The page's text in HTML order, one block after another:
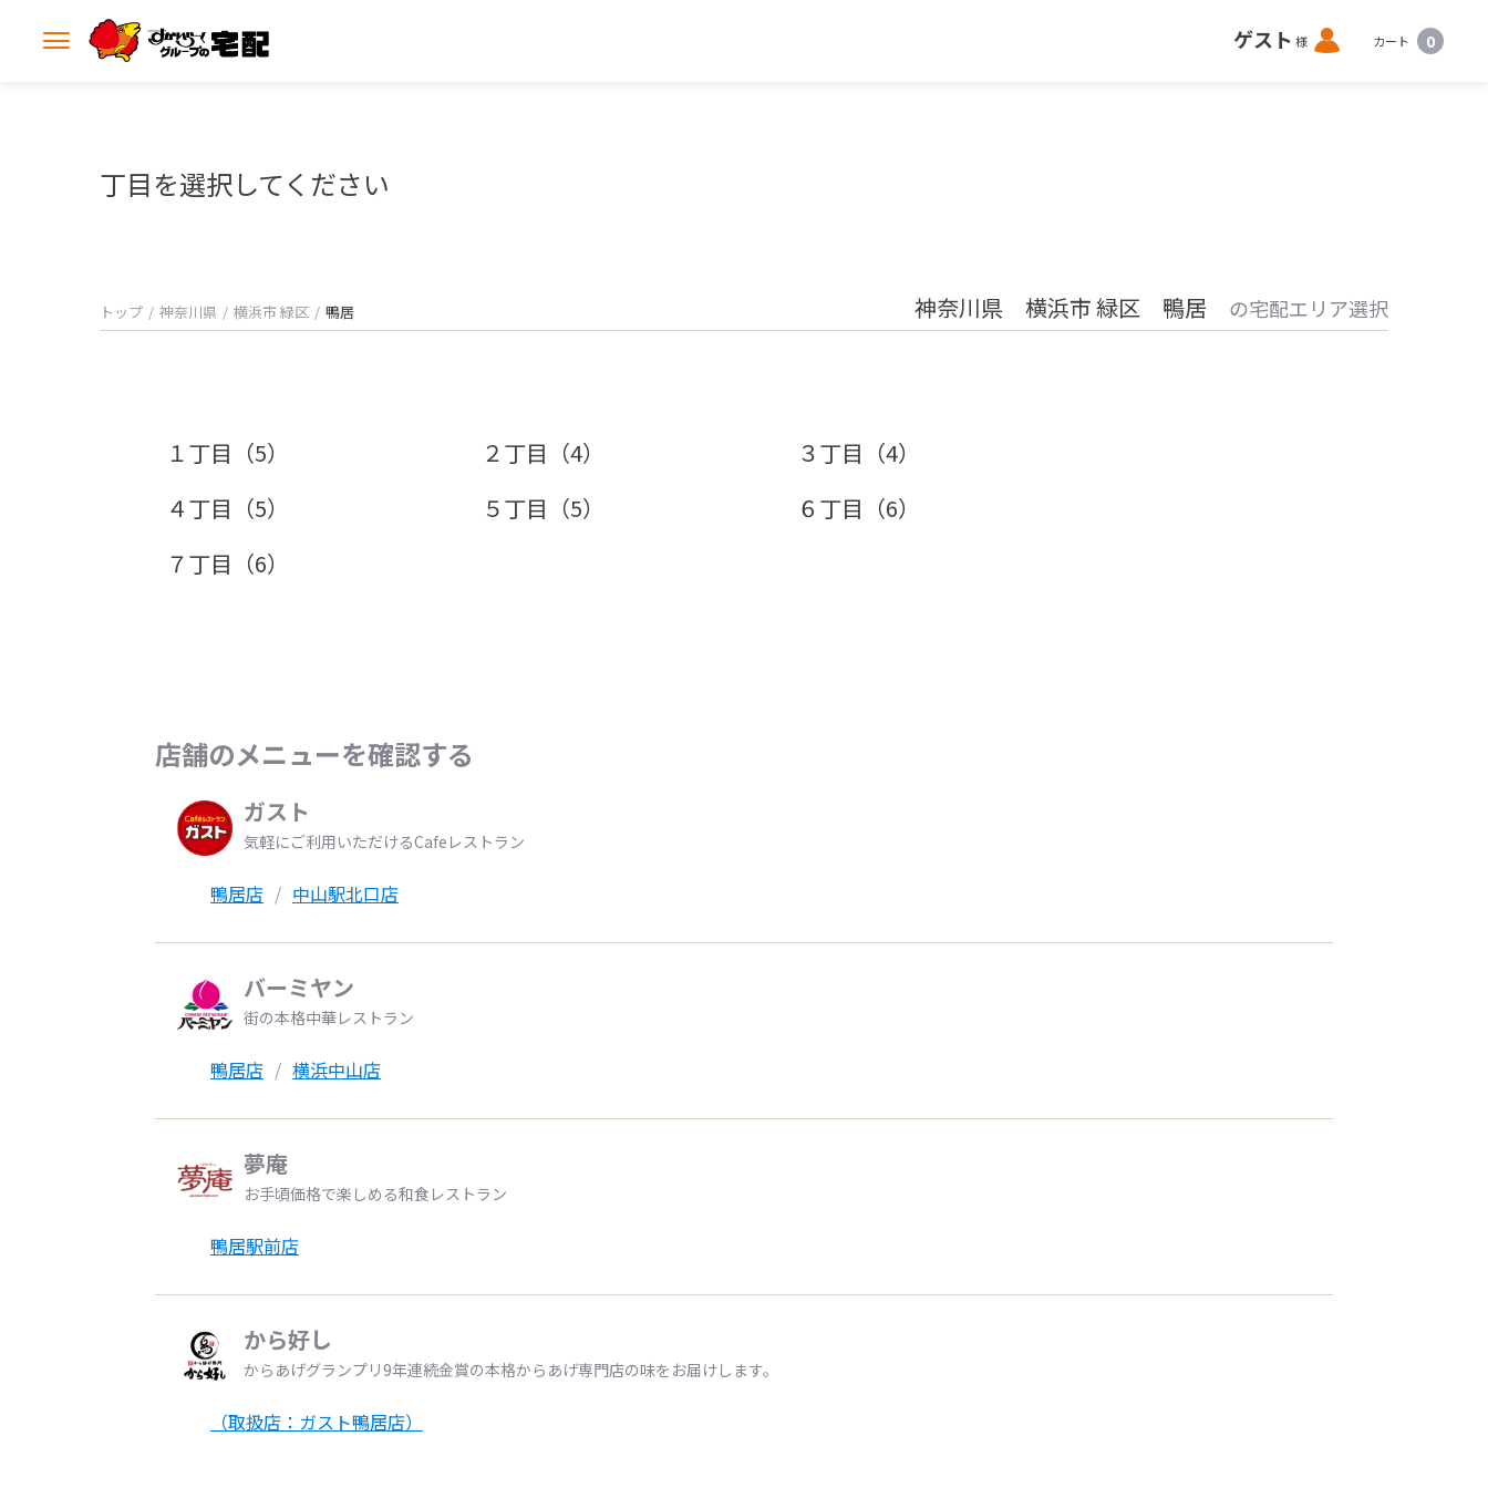
メ
ゲスト 様 ロ
グ
カート 0
丁目を選択してください
トップ 神奈川県 横浜市 緑区 鴨居 神奈川県 横浜市 緑区 鴨居 の宅配エリア選択
１丁目（5） ２丁目（4）
３丁目（4）
４丁目（5）
５丁目（5）
６丁目（6）
７丁目（6）
店舗のメニューを確認する
ガスト
気軽にご利用いただけるCafeレストラン
鴨居店 中山駅北口店
バーミヤン
街の本格中華レストラン
鴨居店 横浜中山店
夢庵
お手頃価格で楽しめる和食レストラン
鴨居駅前店
から好し
からあげグランプリ9年連続金賞の本格からあげ専門店の味をお届けします。
（取扱店：ガスト鴨居店）